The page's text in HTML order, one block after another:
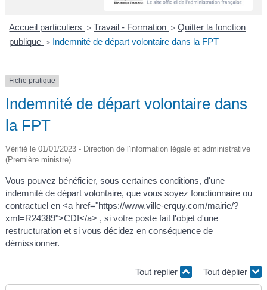
E
Accueil particuliers > Travail - Formation > Quitter la fonction
publique > Indemnité de départ volontaire dans la FPT
Fiche pratique
Indemnité de départ volontaire dans
la FPT
Vérifié le 01/01/2023 - Direction de l'information légale et administrative
(Première ministre)
Vous pouvez bénéficier, sous certaines conditions, d'une
indemnité de départ volontaire, que vous soyez fonctionnaire ou
contractuel en <a href="https://www.ville-erquy.com/mairie/?
xml=R24389">CDI</a> , si votre poste fait l'objet d'une
restructuration et si vous décidez en conséquence de
démissionner.
Tout replier Tout déplier